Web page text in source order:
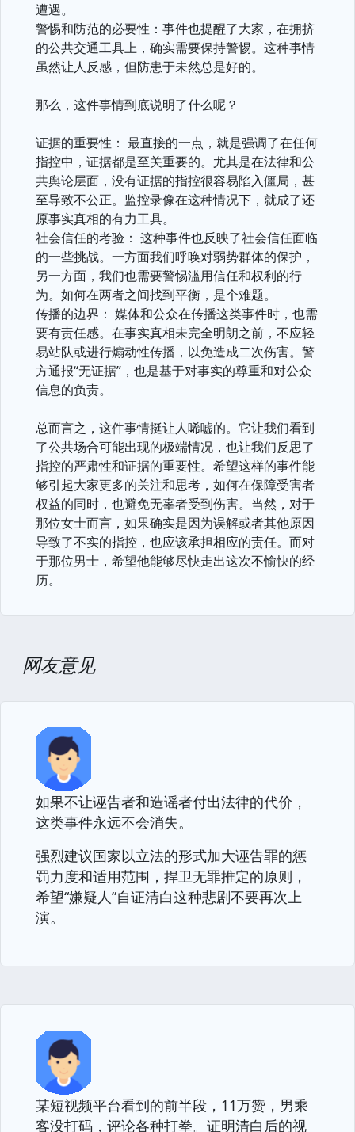
遭遇。
警惕和防范的必要性：事件也提醒了大家，在拥挤
的公共交通工具上，确实需要保持警惕。这种事情
虽然让人反感，但防患于未然总是好的。
那么，这件事情到底说明了什么呢？
证据的重要性： 最直接的一点，就是强调了在任何
指控中，证据都是至关重要的。尤其是在法律和公
共舆论层面，没有证据的指控很容易陷入僵局，甚
至导致不公正。监控录像在这种情况下，就成了还
原事实真相的有力工具。
社会信任的考验： 这种事件也反映了社会信任面临
的一些挑战。一方面我们呼唤对弱势群体的保护，
另一方面，我们也需要警惕滥用信任和权利的行
为。如何在两者之间找到平衡，是个难题。
传播的边界： 媒体和公众在传播这类事件时，也需
要有责任感。在事实真相未完全明朗之前，不应轻
易站队或进行煽动性传播，以免造成二次伤害。警
方通报“无证据”，也是基于对事实的尊重和对公众
信息的负责。
总而言之，这件事情挺让人唏嘘的。它让我们看到
了公共场合可能出现的极端情况，也让我们反思了
指控的严肃性和证据的重要性。希望这样的事件能
够引起大家更多的关注和思考，如何在保障受害者
权益的同时，也避免无辜者受到伤害。当然，对于
那位女士而言，如果确实是因为误解或者其他原因
导致了不实的指控，也应该承担相应的责任。而对
于那位男士，希望他能够尽快走出这次不愉快的经
历。
网友意见
如果不让诬告者和造谣者付出法律的代价，
这类事件永远不会消失。
强烈建议国家以立法的形式加大诬告罪的惩
罚力度和适用范围，捍卫无罪推定的原则，
希望“嫌疑人”自证清白这种悲剧不要再次上
演。
某短视频平台看到的前半段，11万赞，男乘
客没打码，评论各种打拳。证明清白后的视